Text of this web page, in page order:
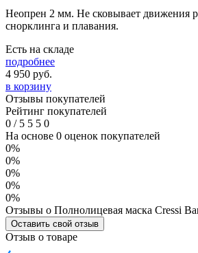
Неопрен 2 мм. Не сковывает движения
снорклинга и плавания.
Есть на складе
подробнее
4 950 руб.
в корзину
Отзывы покупателей
Рейтинг покупателей
0 /5 5 5 0
На основе 0 оценок покупателей
0%
0%
0%
0%
0%
Отзывы о Полнолицевая маска Cressi
Оставить свой отзыв
Отзыв о товаре